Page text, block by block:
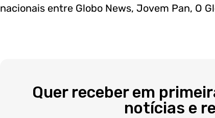
nacionais entre Globo News, Jovem Pan, O
Quer receber em
notícias e